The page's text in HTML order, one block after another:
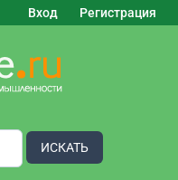
Вход Регистрация
ИСКАТЬ